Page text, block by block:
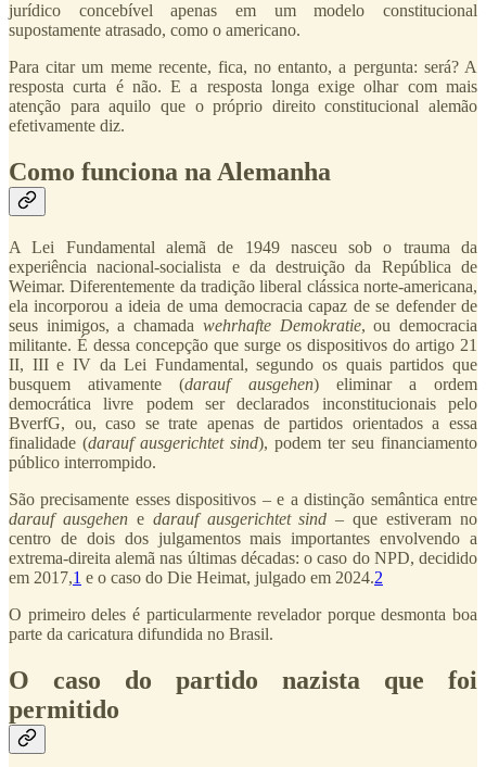
jurídico concebível apenas em um modelo constitucional
supostamente atrasado, como o americano.
Para citar um meme recente, fica, no entanto, a pergunta: será? A
resposta curta é não. E a resposta longa exige olhar com mais
atenção para aquilo que o próprio direito constitucional alemão
efetivamente diz.
Como funciona na Alemanha
A Lei Fundamental alemã de 1949 nasceu sob o trauma da
experiência nacional-socialista e da destruição da República de
Weimar. Diferentemente da tradição liberal clássica norte-americana,
ela incorporou a ideia de uma democracia capaz de se defender de
seus inimigos, a chamada wehrhafte Demokratie, ou democracia
militante. É dessa concepção que surge os dispositivos do artigo 21
II, III e IV da Lei Fundamental, segundo os quais partidos que
busquem ativamente (darauf ausgehen) eliminar a ordem
democrática livre podem ser declarados inconstitucionais pelo
BverfG, ou, caso se trate apenas de partidos orientados a essa
finalidade (darauf ausgerichtet sind), podem ter seu financiamento
público interrompido.
São precisamente esses dispositivos – e a distinção semântica entre
darauf ausgehene darauf ausgerichtet sind – que estiveram no
centro de dois dos julgamentos mais importantes envolvendo a
extrema-direita alemã nas últimas décadas: o caso do NPD, decidido
em 2017,1 e o caso do Die Heimat, julgado em 2024.2
O primeiro deles é particularmente revelador porque desmonta boa
parte da caricatura difundida no Brasil.
O caso do partido nazista que foi
permitido